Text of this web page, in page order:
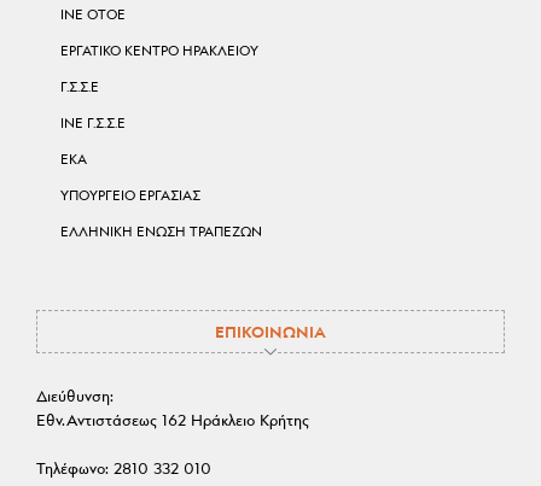
ΙΝΕ ΟΤΟΕ
ΕΡΓΑΤΙΚΟ ΚΕΝΤΡΟ ΗΡΑΚΛΕΙΟΥ
Γ.Σ.Σ.Ε
ΙΝΕ Γ.Σ.Σ.Ε
ΕΚΑ
ΥΠΟΥΡΓΕΙΟ ΕΡΓΑΣΙΑΣ
ΕΛΛΗΝΙΚΗ ΕΝΩΣΗ ΤΡΑΠΕΖΩΝ
ΕΠΙΚΟΙΝΩΝΙΑ
Διεύθυνση:
Εθν.Αντιστάσεως 162 Ηράκλειο Κρήτης
Τηλέφωνο: 2810 332 010